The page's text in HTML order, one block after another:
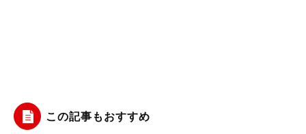
この記事もおすすめ